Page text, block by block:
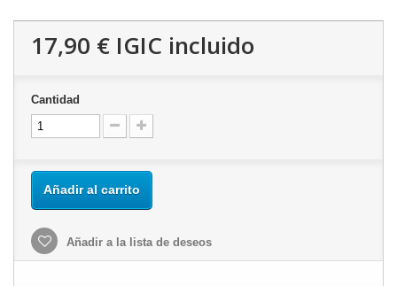
17,90 € IGIC incluido
Cantidad
Añadir al carrito
Añadir a la lista de deseos